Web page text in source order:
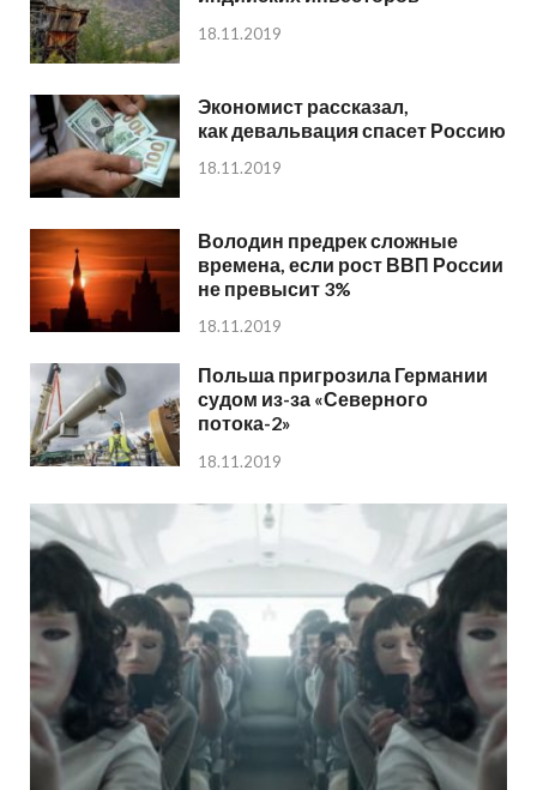
18.11.2019
Экономист рассказал,
как девальвация спасет Россию
18.11.2019
Володин предрек сложные
времена, если рост ВВП России
не превысит 3%
18.11.2019
Польша пригрозила Германии
судом из-за «Северного
потока-2»
18.11.2019